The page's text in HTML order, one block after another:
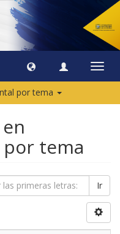
por tema
tema
Ir